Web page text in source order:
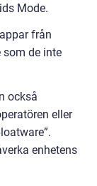
Mode.
från
som de inte
också
eller
enhetens